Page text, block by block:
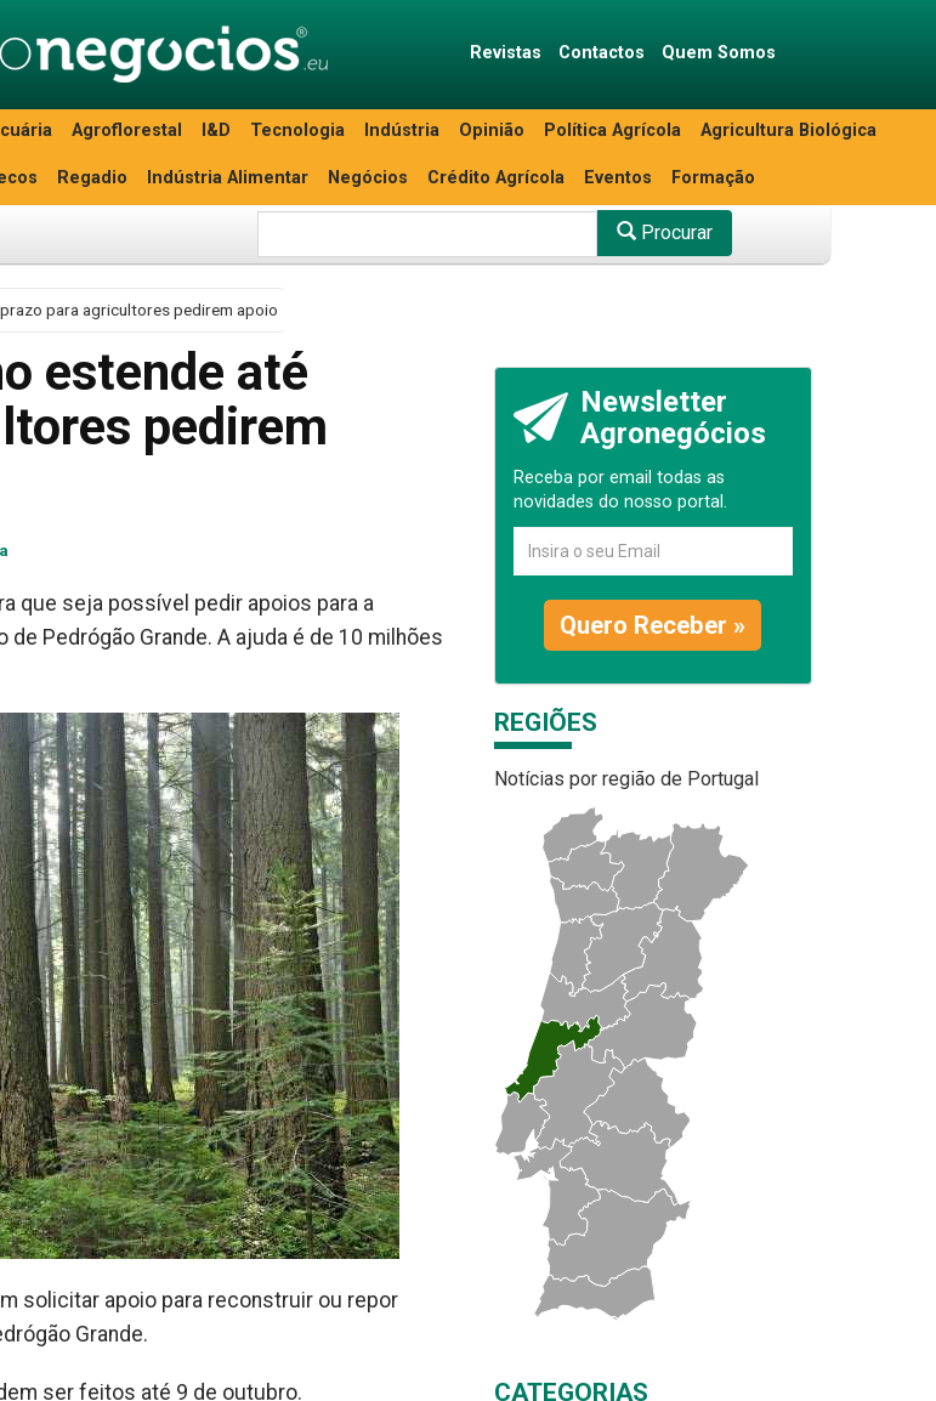
Revistas Contactos Quem Somos
Agroflorestal I&D Tecnologia Indústria Opinião Política Agrícola Agricultura Biológica
Regadio Indústria Alimentar Negócios Crédito Agrícola Eventos Formação
Procurar
para agricultores pedirem apoio
estende até
pedirem
que seja possível pedir apoios para a
Pedrógão Grande. A ajuda é de 10 milhões
solicitar apoio para reconstruir ou repor
Grande.
ser feitos até 9 de outubro.
Newsletter
Agronegócios
Receba por email todas as
novidades do nosso portal.
Quero Receber »
REGIÕES
Notícias por região de Portugal
CATEGORIAS